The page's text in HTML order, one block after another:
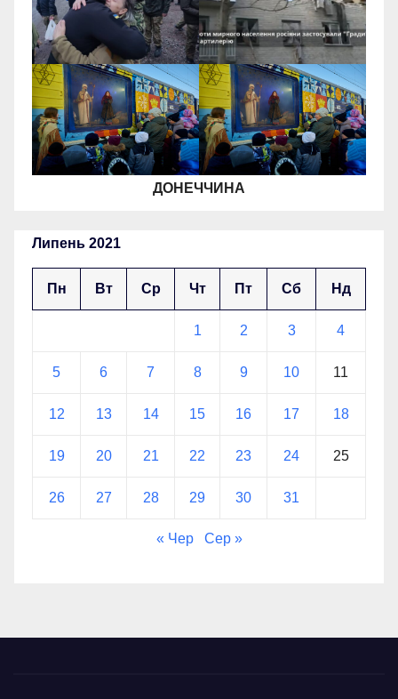
ДОНЕЧЧИНА
Липень 2021
Пн Вт Ср Чт Пт Сб Нд
1 2 3 4
5 6 7 8 9 10 11
12 13 14 15 16 17 18
19 20 21 22 23 24 25
26 27 28 29 30 31
« Чер Сер »